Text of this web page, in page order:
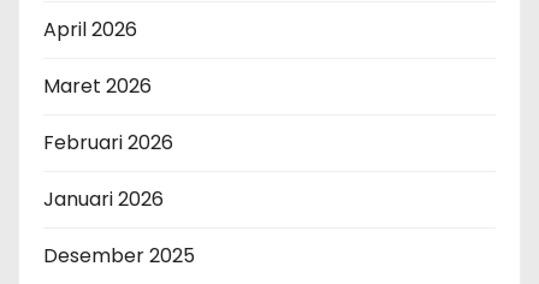
April 2026
Maret 2026
Februari 2026
Januari 2026
Desember 2025